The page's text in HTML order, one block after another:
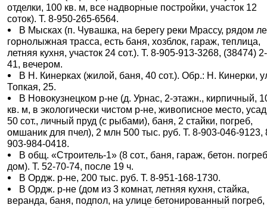
отделки, 100 кв. м, все надворные постройки, участок 12
соток). Т. 8-950-265-6564.
В Мысках (п. Чувашка, на берегу реки Мрассу, рядом
горнолыжная трасса, есть баня, хозблок, гараж, теплица,
летняя кухня, участок 24 сот.). Т. 8-905-913-3268, (38474)
41, вечером.
В Н. Кинерках (жилой, баня, 40 сот.). Обр.: Н. Кинерки,
Топкая, 25.
В Новокузнецком р-не (д. Урнас, 2-этажн., кирпичный,
кв. м, в экологически чистом р-не, живописное место,
50 сот., личный пруд (с рыбами), баня, 2 стайки, погреб,
омшаник для пчел), 2 млн 500 тыс. руб. Т. 8-903-046-9123,
903-984-0418.
В общ. «Строитель-1» (8 сот., баня, гараж, бетон.
дом). Т. 52-70-74, после 19 ч.
В Ордж. р-не, 200 тыс. руб. Т. 8-951-168-1730.
В Ордж. р-не (дом из 3 комнат, летняя кухня, стайка,
веранда, баня, подпол, на улице бетонированный погреб,